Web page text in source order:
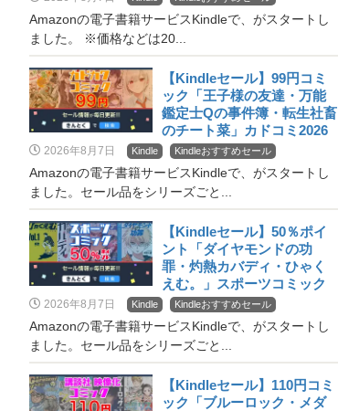
Amazonの電子書籍サービスKindleで、がスタートし
ました。 ※価格などは20...
【Kindleセール】99円コミ
ック「王子様の友達・万能
鑑定士Qの事件簿・転生社畜
のチート菜」カドコミ2026
夏
2026年8月7日 Kindle Kindleおすすめセール
Amazonの電子書籍サービスKindleで、がスタートし
ました。セール品をシリーズごと...
【Kindleセール】50％ポイ
ント「ダイヤモンドの功
罪・灼熱カバディ・ひゃく
えむ。」スポーツコミック
2026年8月7日 Kindle Kindleおすすめセール
Amazonの電子書籍サービスKindleで、がスタートし
ました。セール品をシリーズごと...
【Kindleセール】110円コミ
ック「ブルーロック・メダ